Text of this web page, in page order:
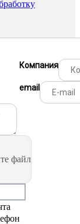
Компания
email
файл